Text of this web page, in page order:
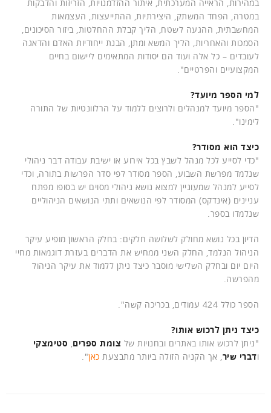
במהירות, הראייה המערכתית, איתור ההזדמנויות, הזריזות והדבקות
במטרה, הפחד המשתק, היצירתיות, ההתייעצות, העצמאות
המחשבתית, ההגעה לשטח, הליך קבלת ההחלטות, ביזור הסיכונים,
הסמכות והאחריות, הליך המשא ומתן, הבנת ייחודיות האדם והדאגה
לעובדים – כל אלה ועוד הם יסודות המתאימים ליישום בחיים
המקצועיים והפרטיים".
למי הספר מיועד?
"הספר מיועד למנהלים ולרוצים ללמוד על הרלוונטיות של התורה
לימינו".
כיצד הוא מסודר?
"כדי לסייע לכל מנהל לשבץ בכל אירוע או ישיבת עבודה דבר ניהולי
שנלמד מפרשת השבוע, הספר מסודר לפי סדר הפרשות בתורה, וכדי
לסייע למנהל שמעוניין למצוא נושא ניהולי מסוים יש בסופו מפתח
עניינים (אינדקס) המסודר לפי הנושאים ותתי הנושאים הניהוליים
שנלמדו בספר.
הדיון בכל נושא מחולק לשלושה חלקים: בחלק הראשון מופיע עיקר
הניהול הנלמד, החלק השני ממחיש את הדברים בעזרת דוגמאות מחיי
היום יום ובחלק השלישי מוסבר כיצד ניתן ללמוד את עיקר הניהול
מהפרשה.
הספר כולל 424 עמודים, בכריכה קשה".
כיצד ניתן לרכוש אותו?
"ניתן לרכוש אותו באתרים ובחנויות של צומת ספרים, סטימצקי
ודברי שיר, אך הקניה הזולה ביותר מתבצעת כאן".